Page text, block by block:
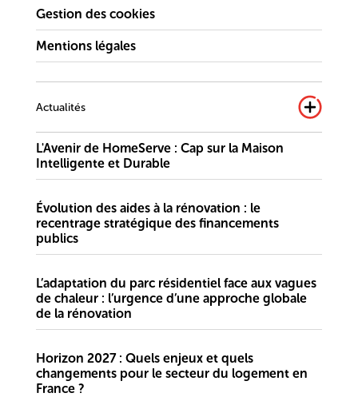
Gestion des cookies
Mentions légales
Actualités
L'Avenir de HomeServe : Cap sur la Maison
Intelligente et Durable
Évolution des aides à la rénovation : le
recentrage stratégique des financements
publics
L’adaptation du parc résidentiel face aux vagues
de chaleur : l’urgence d’une approche globale
de la rénovation
Horizon 2027 : Quels enjeux et quels
changements pour le secteur du logement en
France ?